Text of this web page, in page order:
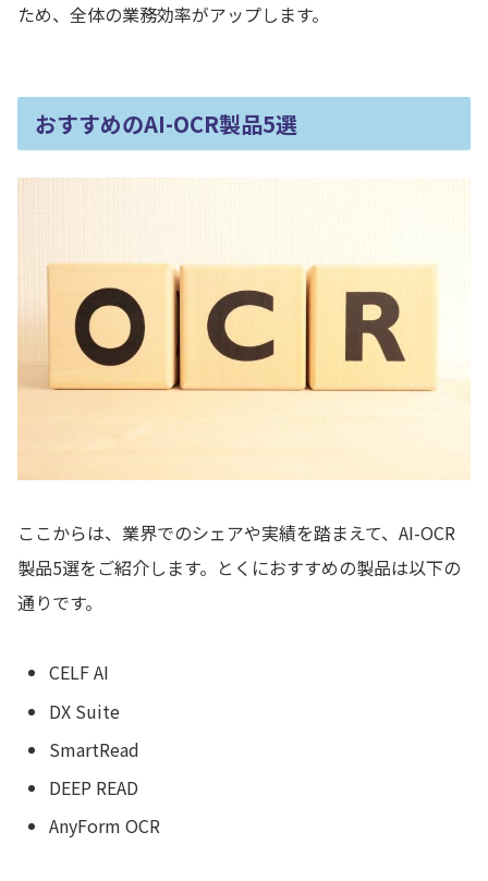
ため、全体の業務効率がアップします。
おすすめのAI-OCR製品5選
ここからは、業界でのシェアや実績を踏まえて、AI-OCR
製品5選をご紹介します。とくにおすすめの製品は以下の
通りです。
CELF AI
DX Suite
SmartRead
DEEP READ
AnyForm OCR